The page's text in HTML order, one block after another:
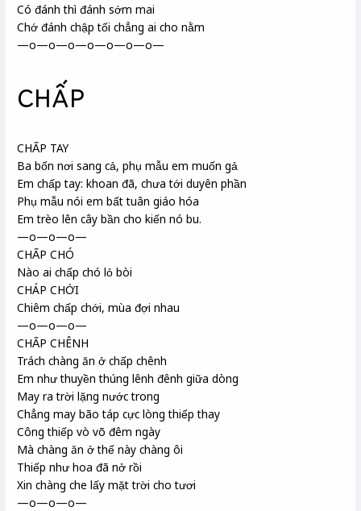
Có đánh thì đánh sớm mai
Chớ đánh chập tối chẳng ai cho nằm
—o—o—o—o—o—o—o—
CHẤP
CHẤP TAY
Ba bốn nơi sang cả, phụ mẫu em muốn gả
Em chấp tay: khoan đã, chưa tới duyên phần
Phụ mẫu nói em bất tuân giáo hóa
Em trèo lên cây bần cho kiến nó bu.
—o—o—o—
CHẤP CHÓ
Nào ai chấp chó lỏ bòi
CHÁP CHỚI
Chiêm chấp chới, mùa đợi nhau
—o—o—o—
CHẤP CHÊNH
Trách chàng ăn ở chấp chênh
Em như thuyền thúng lênh đênh giữa dòng
May ra trời lặng nước trong
Chẳng may bão táp cực lòng thiếp thay
Công thiếp vò võ đêm ngày
Mà chàng ăn ở thế này chàng ôi
Thiếp như hoa đã nở rồi
Xin chàng che lấy mặt trời cho tươi
—o—o—o—